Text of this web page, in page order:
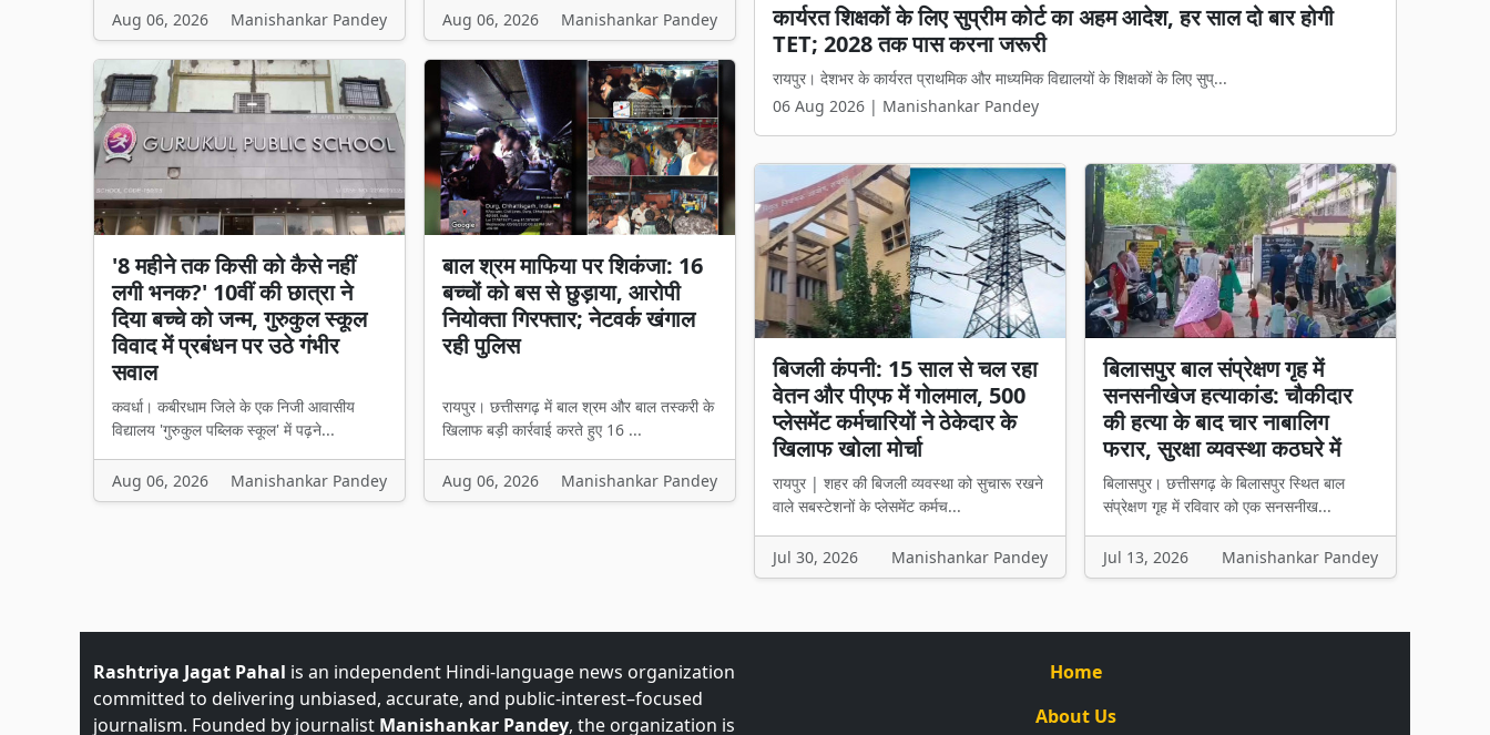
Aug 06, 2026 Manishankar Pandey Aug 06, 2026 Manishankar Pandey
'8 महीने तक किसी को कैसे नहीं
लगी भनक?' 10वीं की छात्रा ने
दिया बच्चे को जन्म, गुरुकुल स्कूल
विवाद में प्रबंधन पर उठे गंभीर
सवाल
कवर्धा। कबीरधाम जिले के एक निजी आवासीय
विद्यालय 'गुरुकुल पब्लिक स्कूल' में पढ़ने...
Aug 06, 2026 Manishankar Pandey
बाल श्रम माफिया पर शिकंजा: 16
बच्चों को बस से छुड़ाया, आरोपी
नियोक्ता गिरफ्तार; नेटवर्क खंगाल
रही पुलिस
रायपुर। छत्तीसगढ़ में बाल श्रम और बाल तस्करी के
खिलाफ बड़ी कार्रवाई करते हुए 16 ...
Aug 06, 2026 Manishankar Pandey
छत्तीसगढ़ में धर्म स्वातंत्र्य कानून लागू: अवैध धर्मांतरण पर सख्त शिकंजा, गृह
मंत्री विजय शर्मा बोले- 'अब कानून का डर दिखेगा'
रायपुर। छत्तीसगढ़ में धर्मांतरण से जुड़े मामलों पर अब नया कानूनी ढांचा पूरी तरह ...
06 Aug 2026 | Manishankar Pandey
बिजली कंपनी: 15 साल से चल रहा
वेतन और पीएफ में गोलमाल, 500
प्लेसमेंट कर्मचारियों ने ठेकेदार के
खिलाफ खोला मोर्चा
रायपुर | शहर की बिजली व्यवस्था को सुचारू रखने
वाले सबस्टेशनों के प्लेसमेंट कर्मच...
Jul 30, 2026 Manishankar Pandey
बिलासपुर बाल संप्रेक्षण गृह में
सनसनीखेज हत्याकांड: चौकीदार
की हत्या के बाद चार नाबालिग
फरार, सुरक्षा व्यवस्था कठघरे में
बिलासपुर। छत्तीसगढ़ के बिलासपुर स्थित बाल
संप्रेक्षण गृह में रविवार को एक सनसनीख...
Jul 13, 2026 Manishankar Pandey
Rashtriya Jagat Pahal is an independent Hindi-language news organization
committed to delivering unbiased, accurate, and public-interest–focused
journalism. Founded by journalist Manishankar Pandey, the organization is
Home
About Us